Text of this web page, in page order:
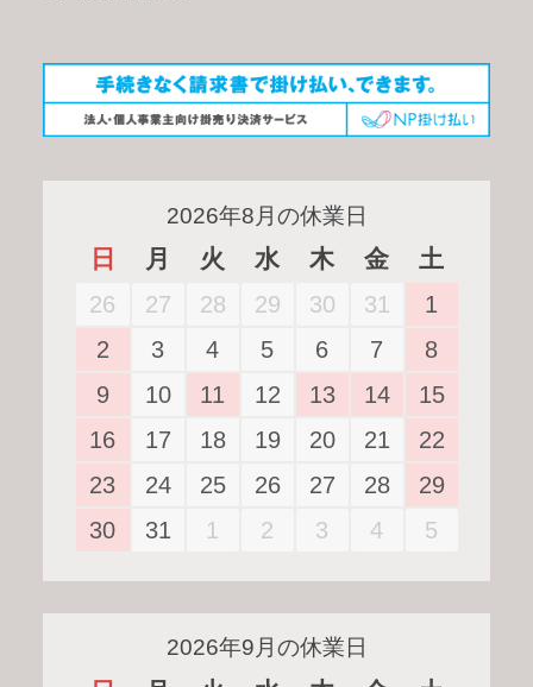
package_2
お届け・キャンセル
calendar_month
納期について
account_circle
マイページについて
よくあるご質問
お問い合わせ
© Btech Inc.
2026年8月の休業日
日 月 火 水 木 金 土
26 27 28 29 30 31
1
2
3 4 5 6 7
8
9
10 11 12 13 14
15
16
17 18 19 20 21
22
23
24 25 26 27 28
29
30
31 1 2 3 4 5
2026年9月の休業日